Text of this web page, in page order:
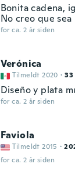
Bonita cadena,
No creo que
for ca. 2 år siden
Verónica
Tilmeldt 2020 · 33
Diseño y plata
for ca. 2 år siden
Faviola
Tilmeldt 2015 ·
for ca. 2 år siden